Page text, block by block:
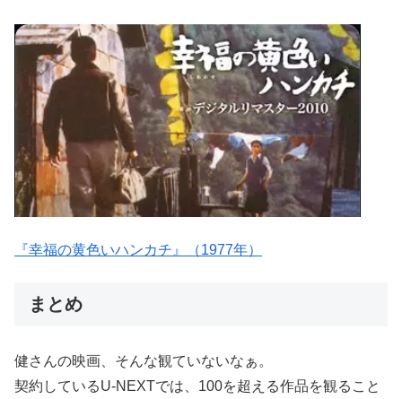
『幸福の黄色いハンカチ』（1977年）
まとめ
健さんの映画、そんな観ていないなぁ。
契約しているU-NEXTでは、100を超える作品を観ること